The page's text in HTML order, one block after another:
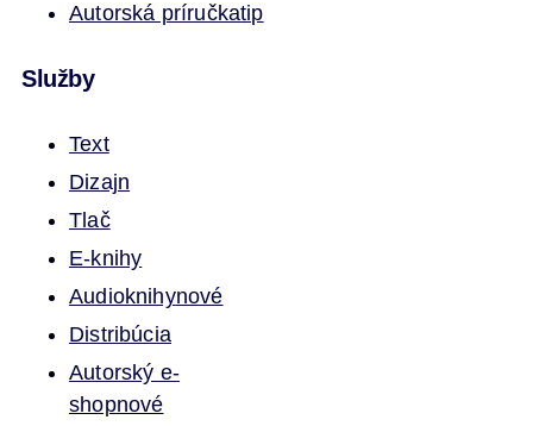
Autorská príručkatip
Služby
Text
Dizajn
Tlač
E-knihy
Audioknihynové
Distribúcia
Autorský e-
shopnové